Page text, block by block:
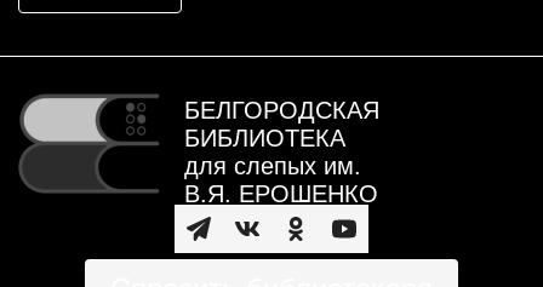
БЕЛГОРОДСКАЯ
БИБЛИОТЕКА
для слепых им.
В.Я. ЕРОШЕНКО